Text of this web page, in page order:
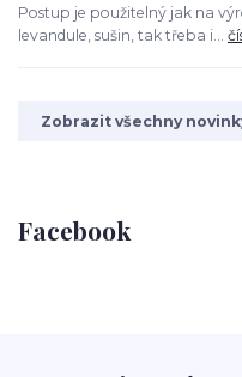
Postup je použitelný jak na
levandule, sušin, tak třeba i...
Zobrazit všechny
Facebook